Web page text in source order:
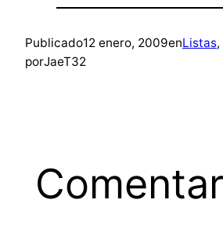
Publicado12 enero, 2009enListas,
porJaeT32